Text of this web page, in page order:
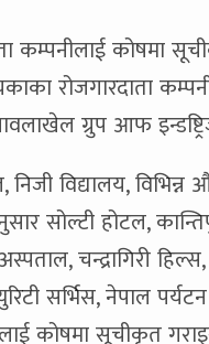
कम्पनीलाई कोषमा
रोजगारदाता
ग्रुप आफ
विद्यालय, विभिन्न
सोल्टी होटल,
चन्द्रागिरी
सर्भिस, नेपाल
कोषमा सूचीकृत